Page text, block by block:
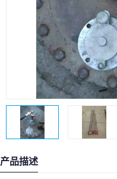
产品描述